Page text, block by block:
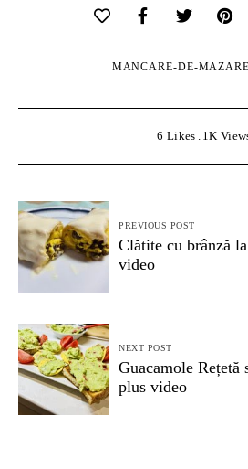
MANCARE-DE-
6 Likes 1K
Navigare
în
articole
PREVIOUS POST
Clătite cu brânză
video
NEXT POST
Guacamole Rețetă
plus video